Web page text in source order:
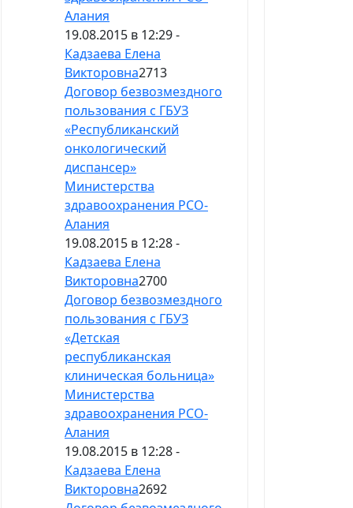
Алания
19.08.2015 в 12:29 -
Кадзаева Елена
Викторовна2713
Договор безвозмездного
пользования с ГБУЗ
«Республиканский
онкологический
диспансер»
Министерства
здравоохранения РСО-
Алания
19.08.2015 в 12:28 -
Кадзаева Елена
Викторовна2700
Договор безвозмездного
пользования с ГБУЗ
«Детская
республиканская
клиническая больница»
Министерства
здравоохранения РСО-
Алания
19.08.2015 в 12:28 -
Кадзаева Елена
Викторовна2692